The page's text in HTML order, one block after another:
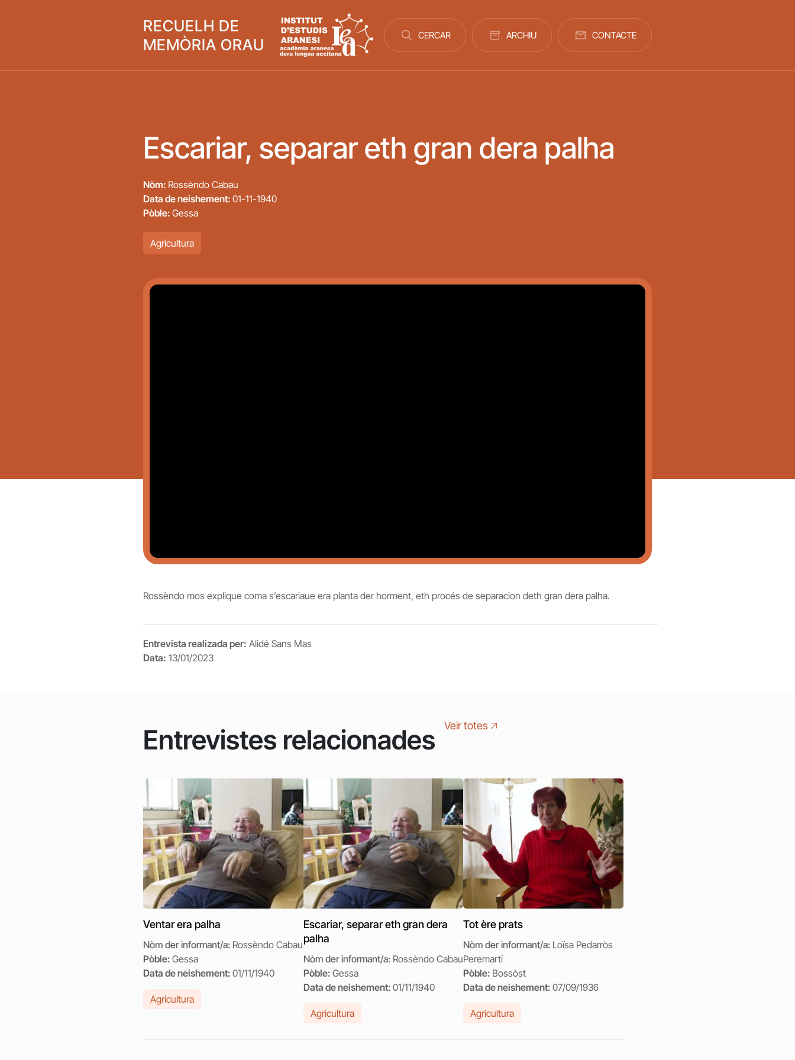
RECUELH DE
MEMÒRIA ORAU
Navegació principal
CERCAR ARCHIU CONTACTE
Escariar, separar eth gran dera palha
Nòm: Rossèndo Cabau
Data de neishement: 01-11-1940
Pòble: Gessa
Agricultura
Rossèndo mos explique coma s’escariaue era planta der horment, eth procés de separacion deth gran dera palha.
Entrevista realizada per: Alidé Sans Mas
Data: 13/01/2023
Entrevistes relacionades Veir totes
Ventar era palha
Nòm der informant/a: Rossèndo Cabau
Pòble: Gessa
Data de neishement: 01/11/1940
Agricultura
Escariar, separar eth gran dera
palha
Nòm der informant/a: Rossèndo Cabau
Pòble: Gessa
Data de neishement: 01/11/1940
Agricultura
Tot ère prats
Nòm der informant/a: Loïsa Pedarròs
Peremartí
Pòble: Bossòst
Data de neishement:07/09/1936
Agricultura